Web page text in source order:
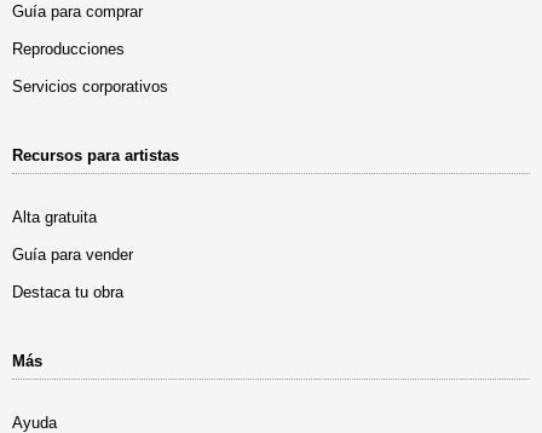
Guía para comprar
Reproducciones
Servicios corporativos
Recursos para artistas
Alta gratuita
Guía para vender
Destaca tu obra
Más
Ayuda